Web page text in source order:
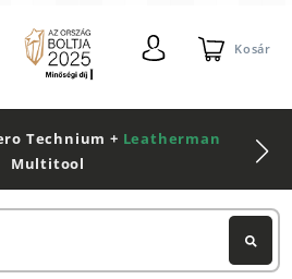
Kosár
Technium + Leatherman
Multitool